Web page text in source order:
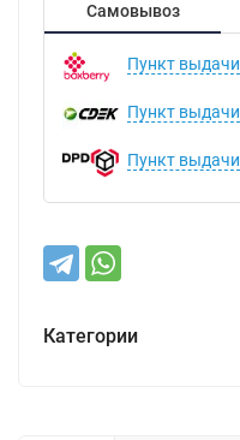
Самовывоз
Пункт выдачи
Пункт выдачи
Пункт выдачи
Категории